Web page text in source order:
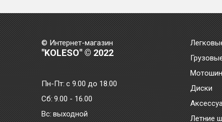
© Интернет-магазин
"KOLESO" © 2022
Пн-Пт:с 9.00 до 18.00
Сб: 9.00 - 16.00
Bc: выходной
Диски
Летние